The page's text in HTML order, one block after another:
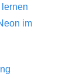
im